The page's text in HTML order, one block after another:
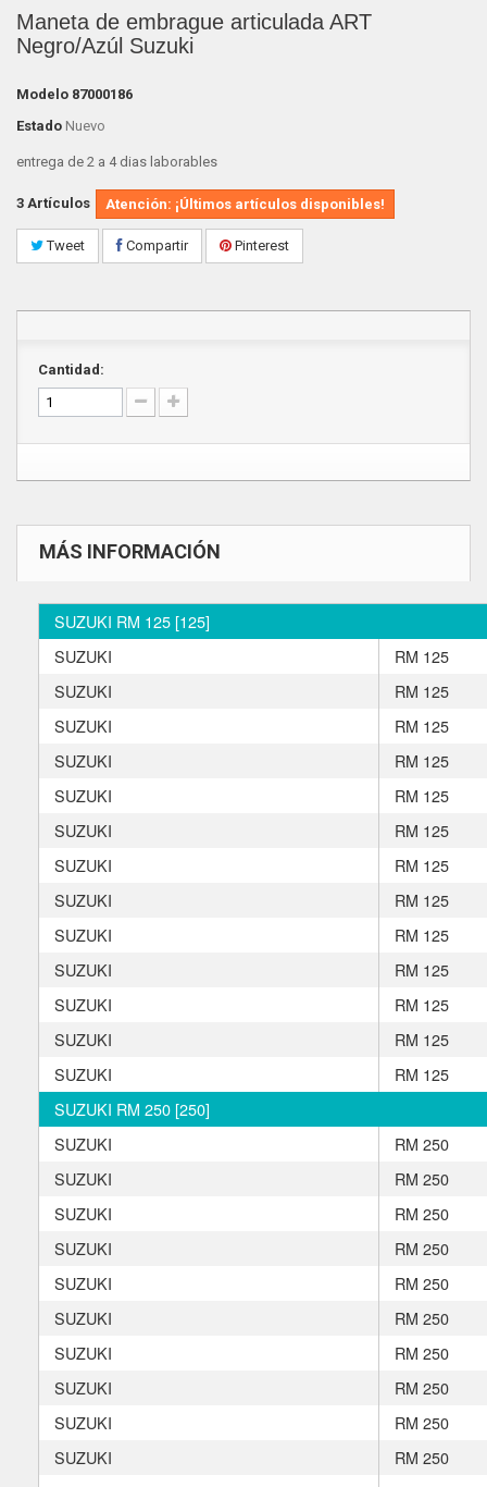
Maneta de embrague articulada ART
Negro/Azúl Suzuki
Modelo 87000186
Estado Nuevo
entrega de 2 a 4 dias laborables
3 Artículos Atención: ¡Últimos artículos disponibles!
Tweet Compartir Pinterest
Cantidad:
MÁS INFORMACIÓN
SUZUKI RM 125 [125]
SUZUKI
RM 125
SUZUKI
RM 125
SUZUKI
RM 125
SUZUKI
RM 125
SUZUKI
RM 125
SUZUKI
RM 125
SUZUKI
RM 125
SUZUKI
RM 125
SUZUKI
RM 125
SUZUKI
RM 125
SUZUKI
RM 125
SUZUKI
RM 125
SUZUKI
RM 125
SUZUKI RM 250 [250]
SUZUKI
RM 250
SUZUKI
RM 250
SUZUKI
RM 250
SUZUKI
RM 250
SUZUKI
RM 250
SUZUKI
RM 250
SUZUKI
RM 250
SUZUKI
RM 250
SUZUKI
RM 250
SUZUKI
RM 250